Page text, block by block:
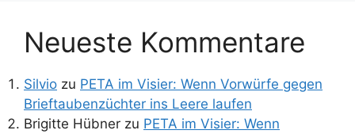
Neueste Kommentare
Silvio zu PETA im Visier: Wenn Vorwürfe gegen
Brieftaubenzüchter ins Leere laufen
Brigitte Hübner zu PETA im Visier: Wenn